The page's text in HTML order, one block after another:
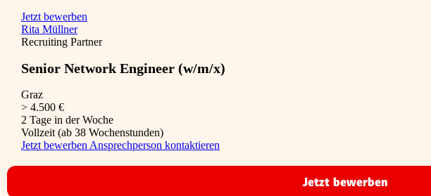
Jetzt bewerben
Rita Müllner
Recruiting Partner
Senior Network Engineer (w/m/x)
Graz
> 4.500 €
2 Tage in der Woche
Vollzeit (ab 38 Wochenstunden)
Jetzt bewerben Ansprechperson kontaktieren
Jetzt bewerben